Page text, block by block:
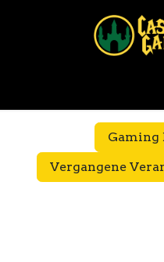
Gaming
Vergangene